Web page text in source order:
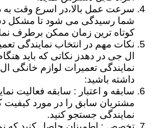
سرعت عمل بالا،در اسرع وقت
شما رسیدگی می شود تا مشکل
کوتاه ترین زمان ممکن برطرف
نکات مهم در انتخاب نمایندگی
ال جی در دهدز نکاتی که باید
نمایندگی تعمیرات لوازم خانگی
داشته باشید:
سابقه و اعتبار : سابقه فعالیت
مشتریان سابق را در مورد کیفیت
نمایندگی جستجو کنید.